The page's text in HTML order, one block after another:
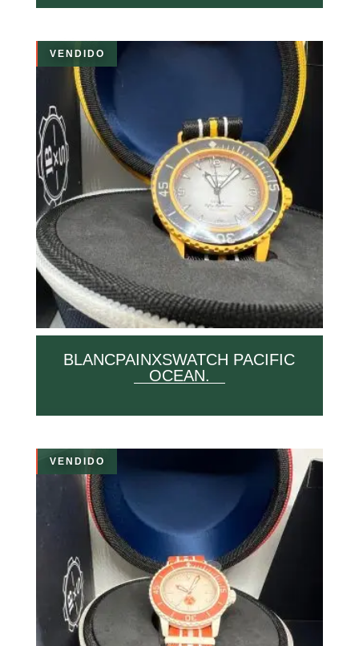
VENDIDO
BLANCPAINXSWATCH PACIFIC
OCEAN.
VENDIDO